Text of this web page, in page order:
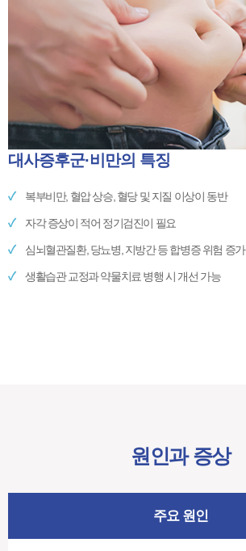
대사증후군·비만의 특징
복부비만, 혈압 상승, 혈당 및 지질 이상이 동반
자각 증상이 적어 정기검진이 필요
심뇌혈관질환, 당뇨병, 지방간 등 합병증 위험 증가
생활습관 교정과 약물치료 병행 시 개선 가능
원인과 증상
주요 원인